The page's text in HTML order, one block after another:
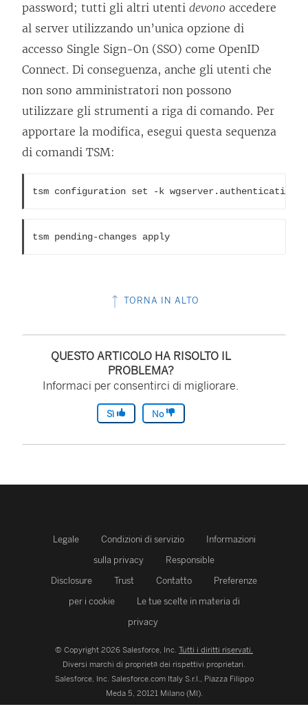
password; tutti gli altri utenti devono accedere
al server utilizzando un’unica opzione di
accesso Single Sign-On (SSO) come OpenID
Connect. Di conseguenza, anche gli utenti che
non sono amministratori non possono
utilizzare gli strumenti a riga di comando. Per
apportare la modifica, esegui questa sequenza
di comandi TSM:
tsm configuration set -k
TORNA IN ALTO
QUESTO ARTICOLO HA RISOLTO IL
PROBLEMA?
Informaci per consentirci di migliorare.
Sì No
Legale Condizioni di servizio
Informazioni
sulla privacy
Responsible
Disclosure
Trust Contatto
Preferenze
per i cookie
Le tue scelte in materia di
privacy
© Copyright 2026 Salesforce, Inc. Tutti i diritti riservati.
Diversi marchi di proprietà dei rispettivi proprietari.
Salesforce, Inc. Salesforce.com Italy S.r.l., Piazza Filippo
Meda 5, 20121 Milano (MI).